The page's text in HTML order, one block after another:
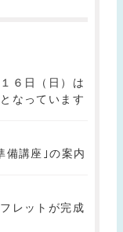
６日（日）は
なっています
備講座｣の案内
レットが完成